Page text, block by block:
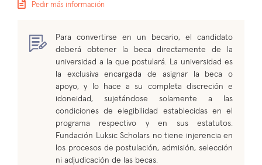
Pedir más información
Para convertirse en un becario, el candidato
deberá obtener la beca directamente de la
universidad a la que postulará. La universidad es
la exclusiva encargada de asignar la beca o
apoyo, y lo hace a su completa discreción e
idoneidad, sujetándose solamente a las
condiciones de elegibilidad establecidas en el
programa respectivo y en sus estatutos.
Fundación Luksic Scholars no tiene injerencia en
los procesos de postulación, admisión, selección
ni adjudicación de las becas.